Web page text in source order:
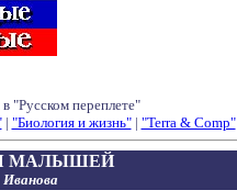
"Русском переплете"
| "Биология и жизнь"| "Terra & Comp"
МАЛЫШЕЙ
Иванова